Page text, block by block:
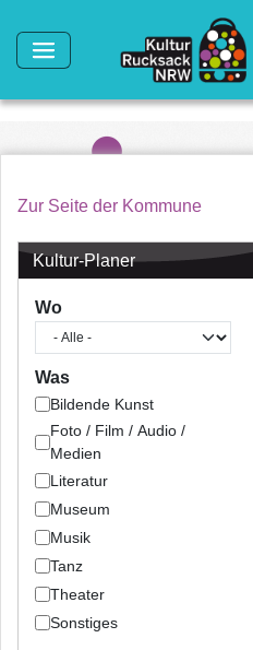
Zur Seite der Kommune
Kultur-Planer
Wo
Was
Bildende Kunst
Foto / Film / Audio /
Medien
Literatur
Museum
Musik
Tanz
Theater
Sonstiges